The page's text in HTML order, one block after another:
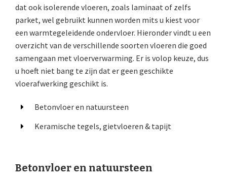
dat ook isolerende vloeren, zoals laminaat of zelfs
parket, wel gebruikt kunnen worden mits u kiest voor
een warmtegeleidende ondervloer. Hieronder vindt u een
overzicht van de verschillende soorten vloeren die goed
samengaan met vloerverwarming. Er is volop keuze, dus
u hoeft niet bang te zijn dat er geen geschikte
vloerafwerking geschikt is.
Betonvloer en natuursteen
Keramische tegels, gietvloeren & tapijt
Betonvloer en natuursteen